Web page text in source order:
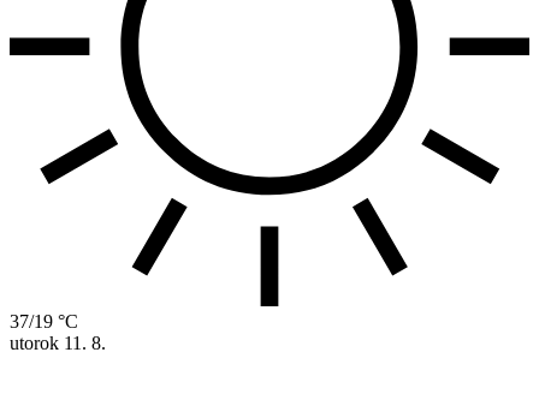
37/19 °C
utorok 11. 8.